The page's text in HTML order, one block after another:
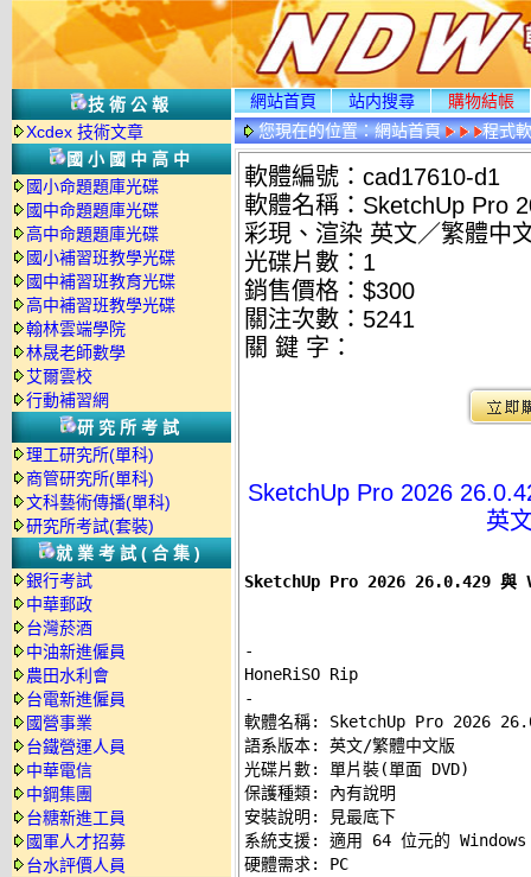
技術公報
Xcdex 技術文章
國小國中高中
國小命題題庫光碟
國中命題題庫光碟
高中命題題庫光碟
國小補習班教學光碟
國中補習班教育光碟
高中補習班教學光碟
翰林雲端學院
林晟老師數學
艾爾雲校
行動補習網
研究所考試
理工研究所(單科)
商管研究所(單科)
文科藝術傳播(單科)
研究所考試(套裝)
就業考試(合集)
銀行考試
中華郵政
台灣菸酒
中油新進僱員
農田水利會
台電新進僱員
國營事業
台鐵營運人員
中華電信
中鋼集團
台糖新進工員
國軍人才招募
台水評價人員
網站首頁 站内搜尋
購物結帳
您現在的位置：網站首頁 程式
軟體編號：cad17610-d1
軟體名稱：SketchUp Pro
彩現、渲染 英文／繁體中
光碟片數：1
銷售價格：$300
關注次數： 5241
關 鍵 字：
SketchUp Pro 2026
英
SketchUp Pro 2026 26.0.429 與
-
-
軟體名稱: SketchUp Pro 2026
語系版本: 英文/繁體中文版
光碟片數: 單片裝(單面 DVD)
保護種類: 內有說明
安裝說明:
見最底下
系統支援: 適用 64 位元的
硬體需求: PC